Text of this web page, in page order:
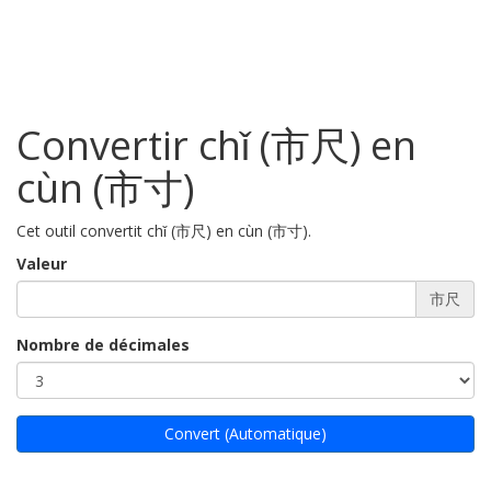
Convertir chǐ (市尺) en
cùn (市寸)
Cet outil convertit chǐ (市尺) en cùn (市寸).
Valeur
市尺
Nombre de décimales
Convert (Automatique)